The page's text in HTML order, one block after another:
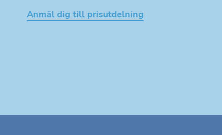
Anmäl dig till prisutdelning